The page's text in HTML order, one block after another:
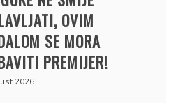
OVIM
SE MORA
PREMIJER!
2026.